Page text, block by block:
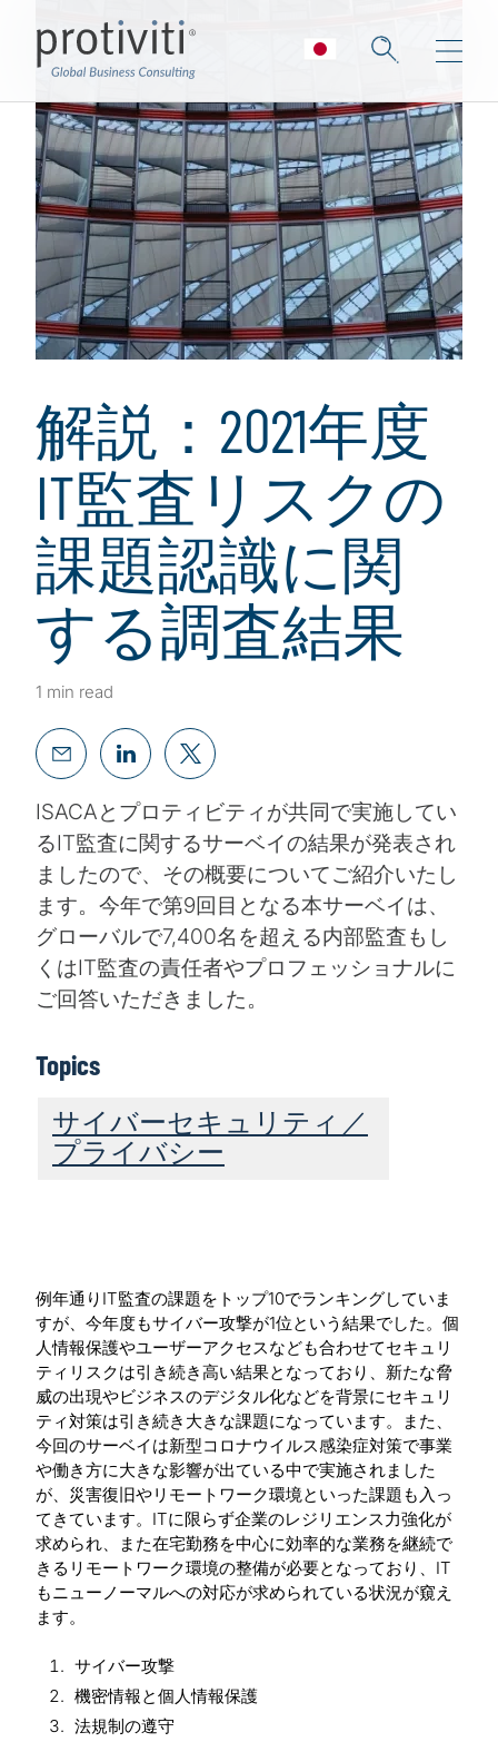
解説：2021年度
IT監査リスクの
課題認識に関
する調査結果
1 min read
ISACAとプロティビティが共同で実施してい
るIT監査に関するサーベイの結果が発表され
ましたので、その概要についてご紹介いたし
ます。今年で第9回目となる本サーベイは、
グローバルで7,400名を超える内部監査もし
くはIT監査の責任者やプロフェッショナルに
ご回答いただきました。
Topics
サイバーセキュリティ／
プライバシー
例年通りIT監査の課題をトップ10でランキングしていま
すが、今年度もサイバー攻撃が1位という結果でした。個
人情報保護やユーザーアクセスなども合わせてセキュリ
ティリスクは引き続き高い結果となっており、新たな脅
威の出現やビジネスのデジタル化などを背景にセキュリ
ティ対策は引き続き大きな課題になっています。また、
今回のサーベイは新型コロナウイルス感染症対策で事業
や働き方に大きな影響が出ている中で実施されました
が、災害復旧やリモートワーク環境といった課題も入っ
てきています。ITに限らず企業のレジリエンス力強化が
求められ、また在宅勤務を中心に効率的な業務を継続で
きるリモートワーク環境の整備が必要となっており、IT
もニューノーマルへの対応が求められている状況が窺え
ます。
サイバー攻撃
機密情報と個人情報保護
法規制の遵守